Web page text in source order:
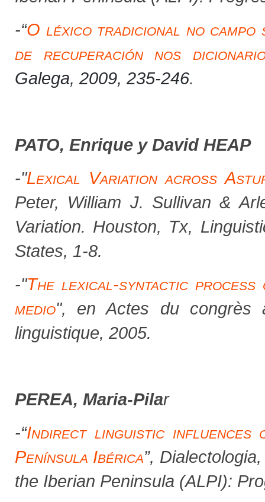
-“O léxico tradicional no campo
de recuperación nos
Galega, 2009, 235-246.
PATO, Enrique y David HEAP
-"Lexical Variation across
Peter, William J. Sullivan &
Variation. Houston, Tx,
States, 1-8.
-"The lexical-syntactic
medio", en Actes du congrès
linguistique, 2005.
PEREA, Maria-Pilar
-“Indirect linguistic influences
Península Ibérica”, Dialectologia
the Iberian Peninsula (ALPI):